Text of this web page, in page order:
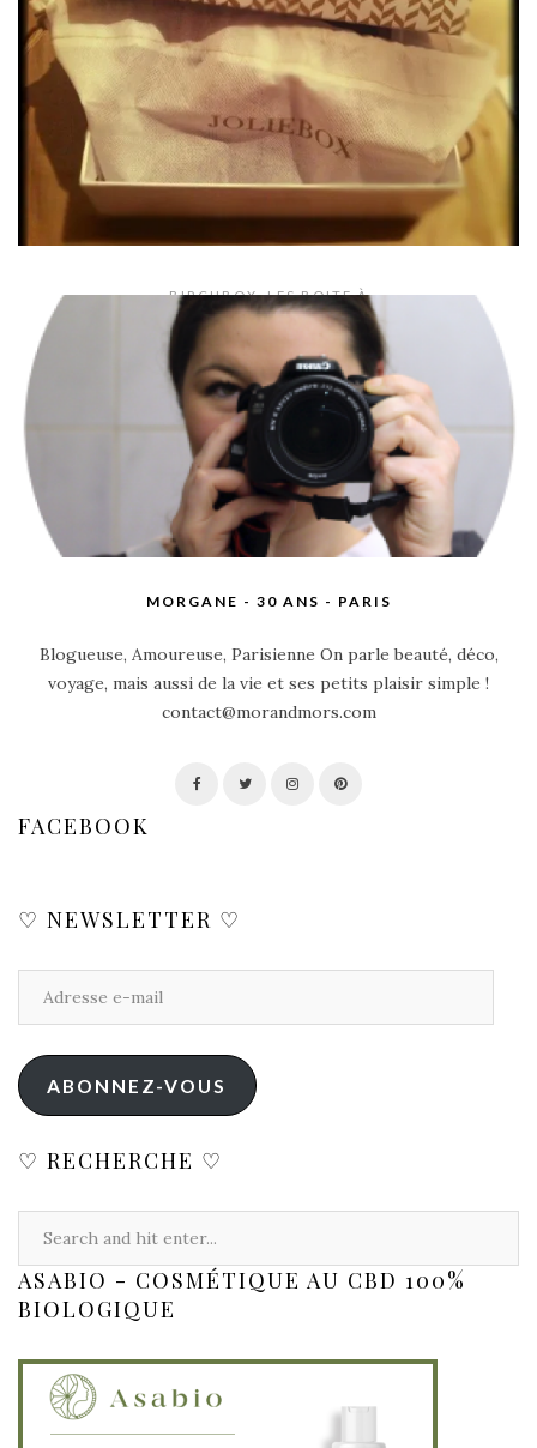
LIRE LA SUITE
BIRCHBOX,LES BOITE À
Ma JolieBox de Décembre 2012
Mor's 13 décembre 2012
LIRE LA SUITE
MORGANE - 30 ANS - PARIS
Blogueuse, Amoureuse, Parisienne On parle beauté, déco,
voyage, mais aussi de la vie et ses petits plaisir simple !
contact@morandmors.com
FACEBOOK
♡ NEWSLETTER ♡
ABONNEZ-VOUS
♡ RECHERCHE ♡
ASABIO - COSMÉTIQUE AU CBD 100%
BIOLOGIQUE